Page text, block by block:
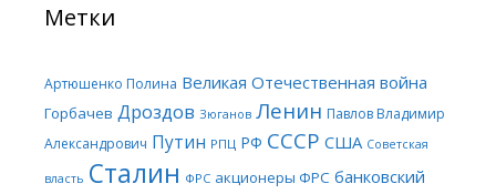
Метки
Артюшенко Полина Великая Отечественная война
Горбачев Дроздов Зюганов Ленин Павлов Владимир
Александрович Путин РПЦ РФ СССР США Советская
власть Сталин ФРС акционеры ФРС банковский